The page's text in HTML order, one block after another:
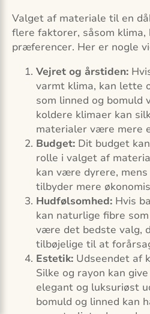
Valget af materiale til en
flere faktorer, såsom klima,
præferencer. Her er nogle
Vejret og årstiden:
varmt klima, kan lette
som linned og bomuld
koldere klimaer kan
materialer være mere
Budget: Dit budget
rolle i valget af
kan være dyrere,
tilbyder mere
Hudfølsomhed: Hvis
kan naturlige fibre
være det bedste valg,
tilbøjelige til at
Estetik: Udseendet af
Silke og rayon kan
elegant og luksuriøst
bomuld og linned kan